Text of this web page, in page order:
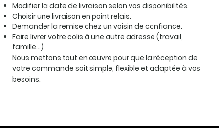
Modifier la date de livraison selon vos disponibilités.
Choisir une livraison en point relais.
Demander la remise chez un voisin de confiance.
Faire livrer votre colis à une autre adresse (travail,
famille…).
Nous mettons tout en œuvre pour que la réception de
votre commande soit simple, flexible et adaptée à vos
besoins.